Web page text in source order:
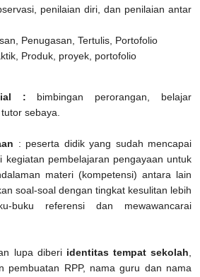
penilaian diri, dan penilaian antar
Penugasan, Tertulis, Portofolio
Produk, proyek, portofolio
: bimbingan perorangan, belajar
sebaya.
: peserta didik yang sudah mencapai
kegiatan pembelajaran pengayaan untuk
materi (kompetensi) antara lain
soal-soal dengan tingkat kesulitan lebih
buku referensi dan mewawancarai
lupa diberi identitas tempat sekolah
pembuatan RPP, nama guru dan nama